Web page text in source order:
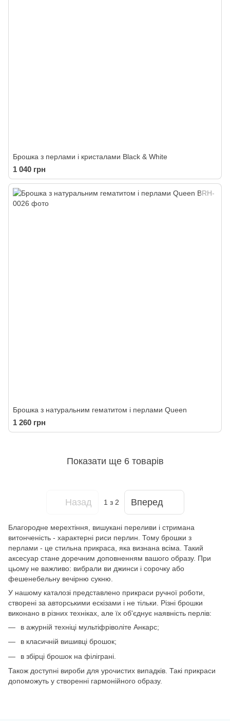
Брошка з перлами і кристалами Black & White
1 040 грн
Брошка з натуральним гематитом і перлами Queen
1 260 грн
Показати ще 6 товарів
Назад 1 з 2 Вперед
Благородне мерехтіння, вишукані переливи і стримана
витонченість - характерні риси перлин. Тому брошки з
перлами - це стильна прикраса, яка визнана всіма. Такий
аксесуар стане доречним доповненням вашого образу. При
цьому не важливо: вибрали ви джинси і сорочку або
фешенебельну вечірню сукню.
У нашому каталозі представлено прикраси ручної роботи,
створені за авторськими ескізами і не тільки. Різні брошки
виконано в різних техніках, але їх об'єднує наявність перлів:
в ажурній техніці мультіфріволіте Анкарс;
в класичній вишивці брошок;
в збірці брошок на філіграні.
Також доступні вироби для урочистих випадків. Такі прикраси
допоможуть у створенні гармонійного образу.